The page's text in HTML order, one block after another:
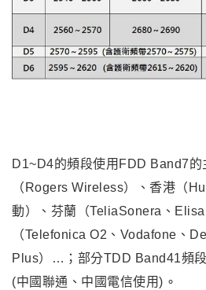
D1~D4的頻段使用FDD Band7的
（Rogers Wireless）、香港（
動）、芬蘭（TeliaSonera、
（Telefonica O2、Vodafone、
Plus）…；部分TDD Band41頻
(中國聯通、中國電信使用) ∘